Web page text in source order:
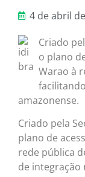
4 de abril
Criado
o plano
Warao à
amazonense.
Criado pela
plano de
rede pública
de integração